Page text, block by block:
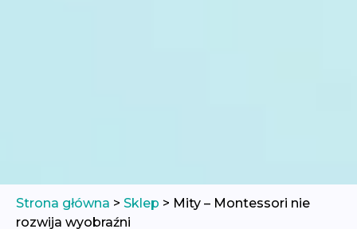
Strona główna > Sklep > Mity – Montessori nie
rozwija wyobraźni